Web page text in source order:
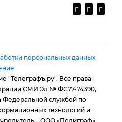
персональных данных
"Телеграфъ.ру". Все права
СМИ Эл № ФС77-74390,
Федеральной службой по
технологий и